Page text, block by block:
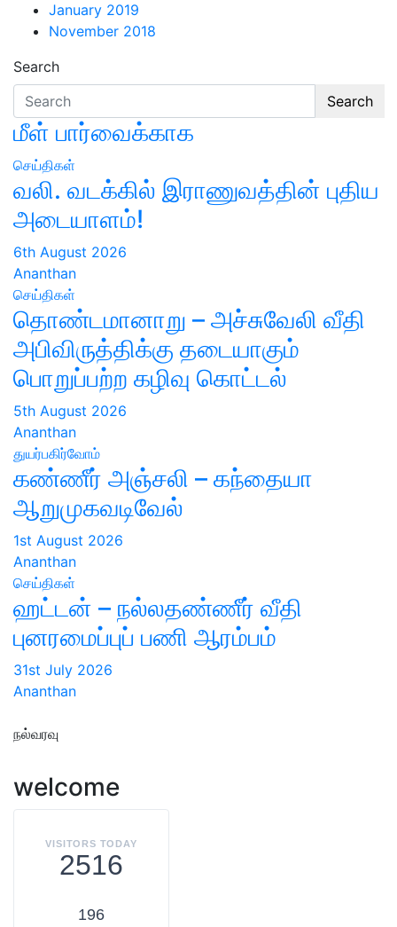
January 2019
November 2018
Search
Search
மீள் பார்வைக்காக
செய்திகள்
வலி. வடக்கில் இராணுவத்தின் புதிய
அடையாளம்!
6th August 2026
Ananthan
செய்திகள்
தொண்டமானாறு – அச்சுவேலி வீதி
அபிவிருத்திக்கு தடையாகும்
பொறுப்பற்ற கழிவு கொட்டல்
5th August 2026
Ananthan
துயர்பகிர்வோம்
கண்ணீர் அஞ்சலி – கந்தையா
ஆறுமுகவடிவேல்
1st August 2026
Ananthan
செய்திகள்
ஹட்டன் – நல்லதண்ணீர் வீதி
புனரமைப்புப் பணி ஆரம்பம்
31st July 2026
Ananthan
நல்வரவு
welcome
VISITORS TODAY
2516
196